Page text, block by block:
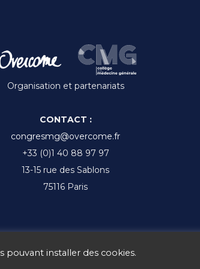
Organisation et partenariats
CONTACT :
congresmg@overcome.fr
+33 (0)1 40 88 97 97
13-15 rue des Sablons
75116 Paris
-Mentions légales-Gestion des cookies
pouvant installer des cookies.